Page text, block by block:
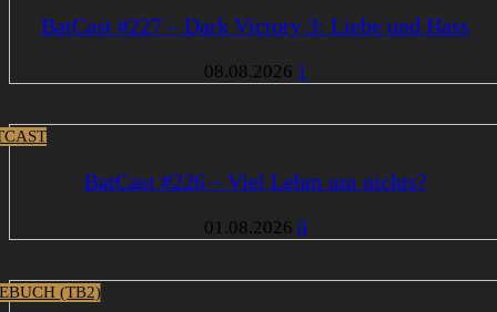
BatCast #227 – Dark Victory 3: Liebe und Hass
08.08.2026 1
BatCast #226 – Viel Lehm um nichts?
01.08.2026 0
(TB2)